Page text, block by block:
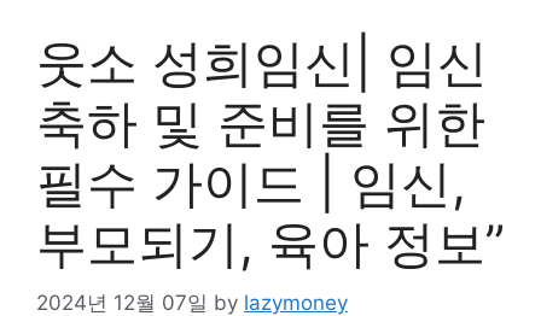
웃소 성희임신| 임신
축하 및 준비를 위한
필수 가이드 | 임신,
부모되기, 육아 정보”
2024년 12월 07일 by lazymoney